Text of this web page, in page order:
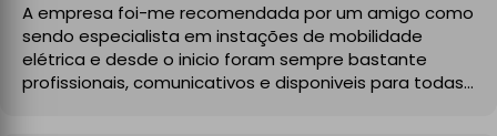
A empresa foi-me recomendada por um amigo como
sendo especialista em instações de mobilidade
elétrica e desde o inicio foram sempre bastante
profissionais, comunicativos e disponiveis para todas